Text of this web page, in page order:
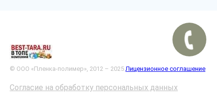
© ООО «Пленка-полимер», 2012 – 2025 Лицензионное соглашение
Согласие на обработку персональных данных